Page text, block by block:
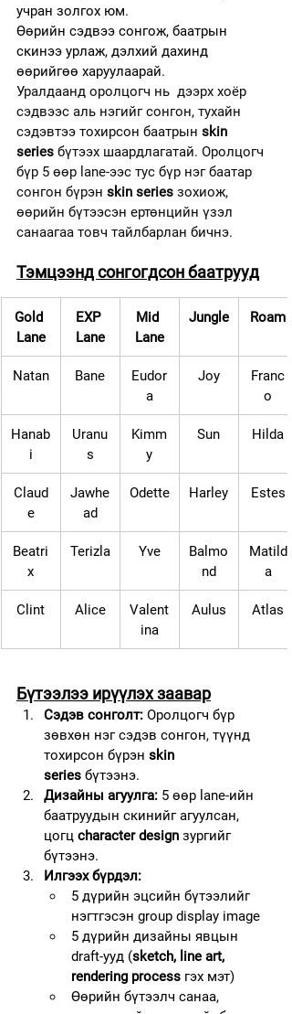
учран золгох юм.
Өөрийн сэдвээ сонгож, баатрын
скинээ урлаж, дэлхий дахинд
өөрийгөө харуулаарай.
Уралдаанд оролцогч нь  дээрх хоёр
сэдвээс аль нэгийг сонгон, тухайн
сэдэвтээ тохирсон баатрын skin
series бүтээх шаардлагатай. Оролцогч
бүр 5 өөр lane-ээс тус бүр нэг баатар
сонгон бүрэн skin series зохиож,
өөрийн бүтээсэн ертөнцийн үзэл
санаагаа товч тайлбарлан бичнэ.
Тэмцээнд сонгогдсон баатрууд
Gold
Lane
EXP
Lane
Mid
Lane
Jungle Roam
Natan Bane
Eudor
a
Joy
Franc
o
Hanab
i
Uranu
s
Kimm
y
Sun Hilda
Claud
e
Jawhe
ad
Odette Harley Estes
Beatri
x
Terizla Yve
Balmo
nd
Matild
a
Clint Alice
Valent
ina
Aulus Atlas
Бүтээлээ ирүүлэх заавар
Сэдэв сонголт: Оролцогч бүр
зөвхөн нэг сэдэв сонгон, түүнд
тохирсон бүрэн skin
series бүтээнэ.
Дизайны агуулга: 5 өөр lane-ийн
баатруудын скинийг агуулсан,
цогц character design зургийг
бүтээнэ.
Илгээх бүрдэл:
5 дүрийн эцсийн бүтээлийг
нэгтгэсэн group display image
5 дүрийн дизайны явцын
draft-ууд (sketch, line art,
rendering process гэх мэт)
Өөрийн бүтээлч санаа,